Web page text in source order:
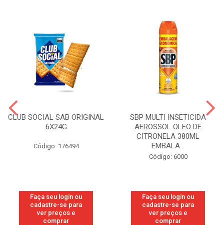
CLUB SOCIAL SAB ORIGINAL
6X24G
Código: 176494
Faça seu login ou
cadastre-se para
ver preços e
comprar
SBP MULTI INSETICIDA
AEROSSOL OLEO DE
CITRONELA 380ML
EMBALA...
Código: 6000
Faça seu login ou
cadastre-se para
ver preços e
comprar